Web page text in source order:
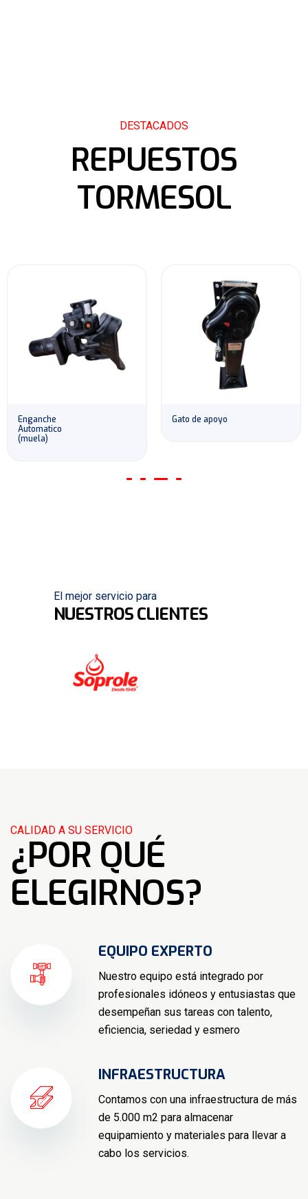
DESTACADOS
REPUESTOS
TORMESOL
Enganche
Automatico
(muela)
Gato de apoyo
El mejor servicio para
NUESTROS CLIENTES
CALIDAD A SU SERVICIO
¿POR QUÉ
ELEGIRNOS?
EQUIPO EXPERTO
Nuestro equipo está integrado por
profesionales idóneos y entusiastas que
desempeñan sus tareas con talento,
eficiencia, seriedad y esmero
INFRAESTRUCTURA
Contamos con una infraestructura de más
de 5.000 m2 para almacenar
equipamiento y materiales para llevar a
cabo los servicios.